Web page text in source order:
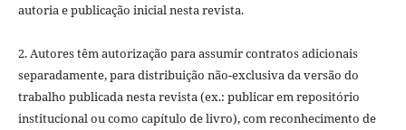
autoria e publicação inicial nesta revista.
2. Autores têm autorização para assumir contratos adicionais
separadamente, para distribuição não-exclusiva da versão do
trabalho publicada nesta revista (ex.: publicar em repositório
institucional ou como capítulo de livro), com reconhecimento de